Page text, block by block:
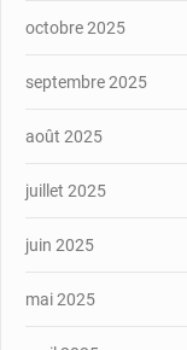
octobre 2025
septembre 2025
août 2025
juillet 2025
juin 2025
mai 2025